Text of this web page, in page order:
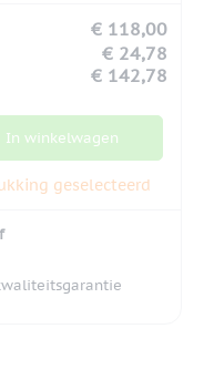
€ 118,00
€ 24,78
€ 142,78
In winkelwagen
geselecteerd